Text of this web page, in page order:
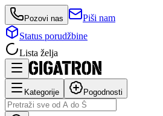
Pozovi nas
Piši nam
Status porudžbine
Lista želja
Kategorije Pogodnosti